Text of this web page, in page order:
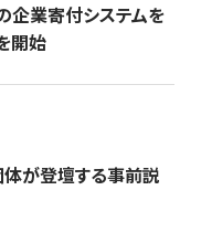
企業寄付システムを
開始
体が登壇する事前説